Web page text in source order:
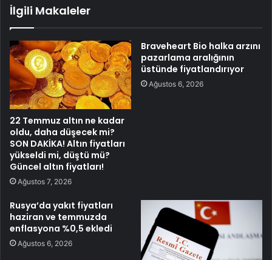
İlgili Makaleler
22 Temmuz altın ne kadar
oldu, daha düşecek mi?
SON DAKİKA! Altın fiyatları
yükseldi mi, düştü mü?
Güncel altın fiyatları!
Ağustos 7, 2026
Braveheart Bio halka arzını
pazarlama aralığının
üstünde fiyatlandırıyor
Ağustos 6, 2026
Rusya’da yakıt fiyatları
haziran ve temmuzda
enflasyona %0,5 ekledi
Ağustos 6, 2026